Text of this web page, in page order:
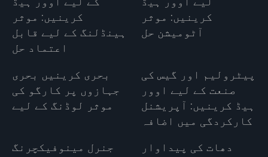
کرینیں: موثر
ہینڈلنگ کے لیے قابل
اعتماد حل
کرینیں: موثر
آٹومیشن حل
بحری کرینیں بحری
جہازوں پر کارگو کی
موثر لوڈنگ کے لیے
پیٹرولیم اور گیس کی
صنعت کے لیے اوور
ہیڈ کرینیں: آپریشنل
کارکردگی میں اضافہ
جنرل مینوفیکچرنگ
دھات کی پیداوار